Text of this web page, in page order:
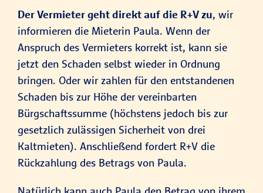
Der Vermieter geht direkt auf die R+V zu, wir
informieren die Mieterin Paula. Wenn der
Anspruch des Vermieters korrekt ist, kann sie
jetzt den Schaden selbst wieder in Ordnung
bringen. Oder wir zahlen für den entstandenen
Schaden bis zur Höhe der vereinbarten
Bürgschaftssumme (höchstens jedoch bis zur
gesetzlich zulässigen Sicherheit von drei
Kaltmieten). Anschließend fordert R+V die
Rückzahlung des Betrags von Paula.